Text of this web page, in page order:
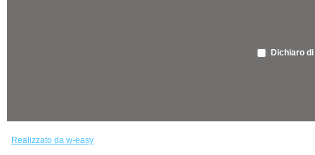
Dichiaro
Realizzato da w-easy